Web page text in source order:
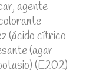
agente
(ácido cítrico
(agar
(E202)